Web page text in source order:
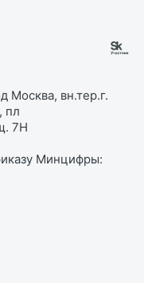
Москва, вн.тер.г.
пл
7Н
Минцифры: